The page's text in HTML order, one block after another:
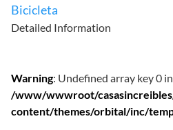
Bicicleta
Detailed Information
Warning: Undefined array key 0 in
/www/wwwroot/
content/themes/orbital/inc/